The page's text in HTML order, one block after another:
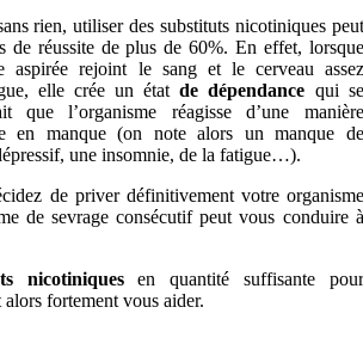
rien, utiliser des substituts nicotiniques peut
de réussite de plus de 60%. En effet, lorsque
aspirée rejoint le sang et le cerveau assez
elle crée un étatde dépendance qui se
que l’organisme réagisse d’une manière
en manque (on note alors un manque de
une insomnie, de la fatigue…).
de priver définitivement votre organisme
de sevrage consécutif peut vous conduire à
nicotiniquesen quantité suffisante pour
alors fortement vous aider.